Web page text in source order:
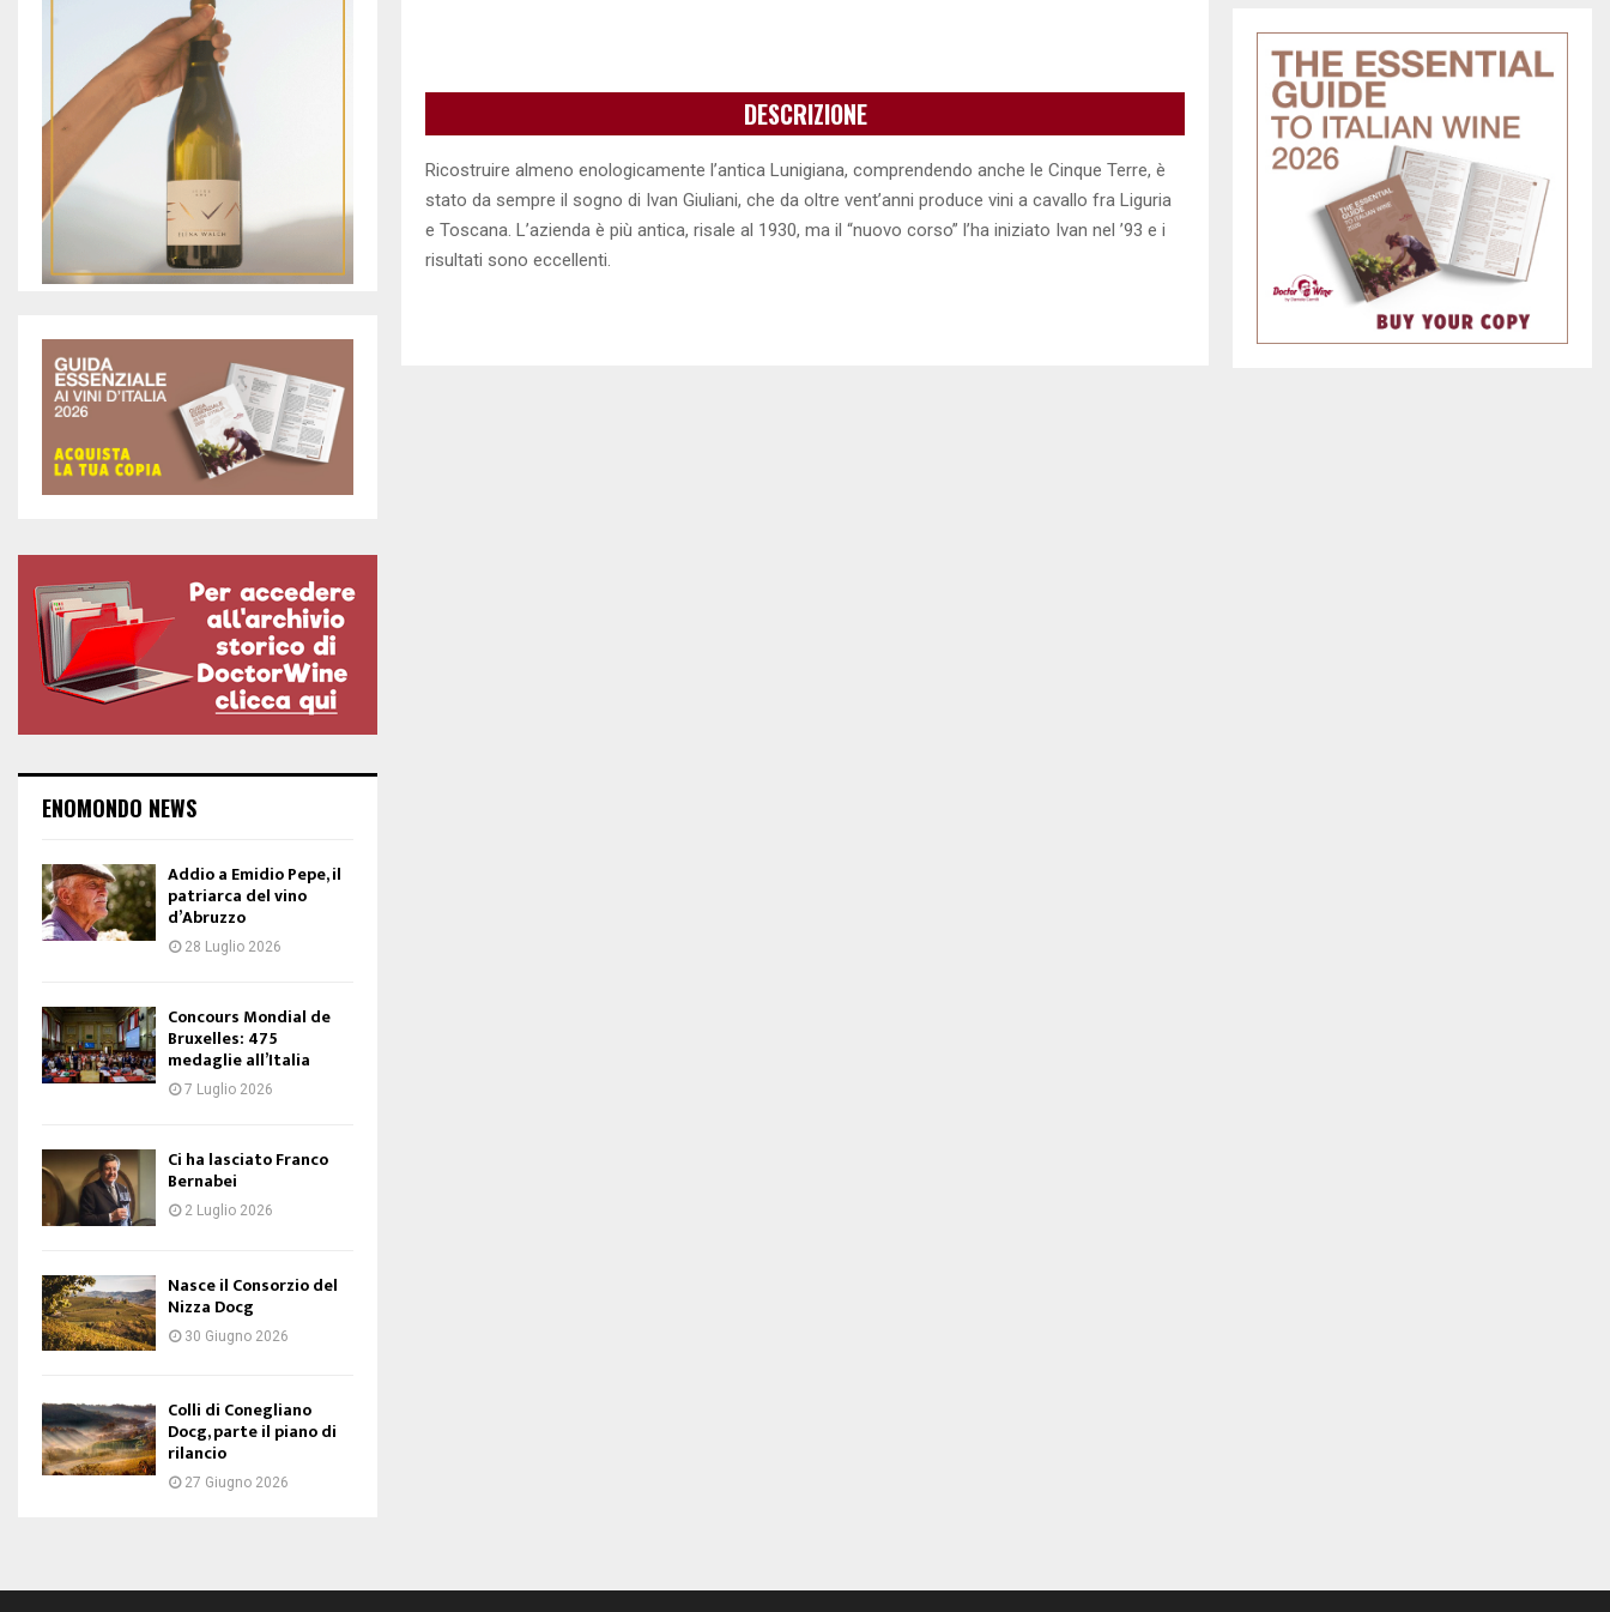
DESCRIZIONE
Ricostruire almeno enologicamente l’antica Lunigiana, comprendendo anche le Cinque Terre, è
stato da sempre il sogno di Ivan Giuliani, che da oltre vent’anni produce vini a cavallo fra Liguria
e Toscana. L’azienda è più antica, risale al 1930, ma il “nuovo corso” l’ha iniziato Ivan nel ’93 e i
risultati sono eccellenti.
ENOMONDO NEWS
Addio a Emidio Pepe, il
patriarca del vino
d’Abruzzo
28 Luglio 2026
Concours Mondial de
Bruxelles: 475
medaglie all’Italia
7 Luglio 2026
Ci ha lasciato Franco
Bernabei
2 Luglio 2026
Nasce il Consorzio del
Nizza Docg
30 Giugno 2026
Colli di Conegliano
Docg, parte il piano di
rilancio
27 Giugno 2026